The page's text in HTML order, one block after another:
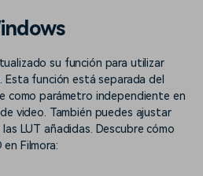
Taller creativo
trucos, queremos ayudarte a
crecer e inspirar tu próximo
video
su función para utilizar
Esta función está separada del
como parámetro independiente en
video. También puedes ajustar
LUT añadidas. Descubre cómo
Filmora: